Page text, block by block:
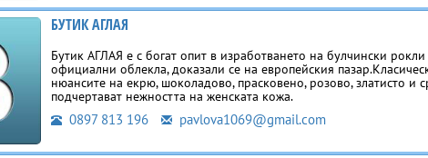
БУТИК АГЛАЯ
Бутик АГЛАЯ е с богат опит в изработването на булчински рокли
официални облекла, доказали се на европейския
нюансите на екрю, шоколадово, прасковено, розово, златисто и
подчертават нежността на женската кожа.
0897 813 196 pavlova1069@gmail.com